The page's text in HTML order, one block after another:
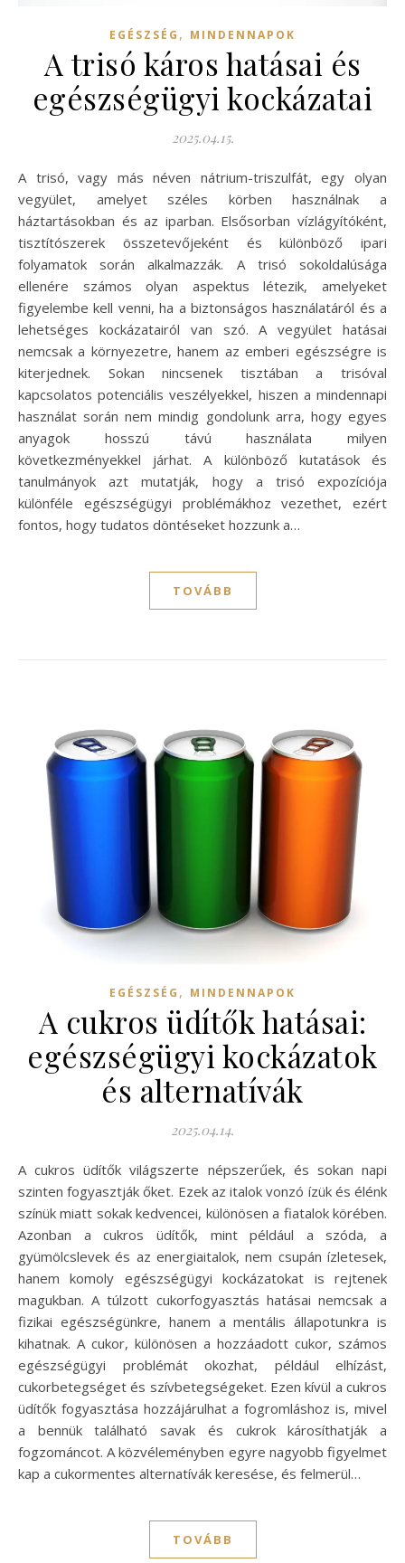
EGÉSZSÉG , MINDENNAPOK
A trisó káros hatásai és
egészségügyi kockázatai
2025.04.15.
A trisó, vagy más néven nátrium-triszulfát, egy olyan
vegyület, amelyet széles körben használnak a
háztartásokban és az iparban. Elsősorban vízlágyítóként,
tisztítószerek összetevőjeként és különböző ipari
folyamatok során alkalmazzák. A trisó sokoldalúsága
ellenére számos olyan aspektus létezik, amelyeket
figyelembe kell venni, ha a biztonságos használatáról és a
lehetséges kockázatairól van szó. A vegyület hatásai
nemcsak a környezetre, hanem az emberi egészségre is
kiterjednek. Sokan nincsenek tisztában a trisóval
kapcsolatos potenciális veszélyekkel, hiszen a mindennapi
használat során nem mindig gondolunk arra, hogy egyes
anyagok hosszú távú használata milyen
következményekkel járhat. A különböző kutatások és
tanulmányok azt mutatják, hogy a trisó expozíciója
különféle egészségügyi problémákhoz vezethet, ezért
fontos, hogy tudatos döntéseket hozzunk a…
TOVÁBB
EGÉSZSÉG , MINDENNAPOK
A cukros üdítők hatásai:
egészségügyi kockázatok
és alternatívák
2025.04.14.
A cukros üdítők világszerte népszerűek, és sokan napi
szinten fogyasztják őket. Ezek az italok vonzó ízük és élénk
színük miatt sokak kedvencei, különösen a fiatalok körében.
Azonban a cukros üdítők, mint például a szóda, a
gyümölcslevek és az energiaitalok, nem csupán ízletesek,
hanem komoly egészségügyi kockázatokat is rejtenek
magukban. A túlzott cukorfogyasztás hatásai nemcsak a
fizikai egészségünkre, hanem a mentális állapotunkra is
kihatnak. A cukor, különösen a hozzáadott cukor, számos
egészségügyi problémát okozhat, például elhízást,
cukorbetegséget és szívbetegségeket. Ezen kívül a cukros
üdítők fogyasztása hozzájárulhat a fogromláshoz is, mivel
a bennük található savak és cukrok károsíthatják a
fogzománcot. A közvéleményben egyre nagyobb figyelmet
kap a cukormentes alternatívák keresése, és felmerül…
TOVÁBB